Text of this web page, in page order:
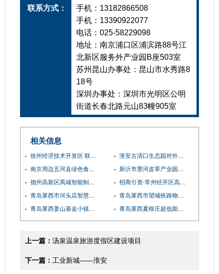
联系方式：
手机：13182866508
手机：13390922077
电话：025-58229098
地址：南京浦口区浦滨路88号江
北新区服务外产业园B座503室
苏州昆山办事处：昆山市水秀路8
18号
深圳办事处：深圳市光明区公明
街道长春北路元山83幢905室
相关信息
上一篇： 汤泉温泉旅游度假区建设项目
下一篇： 工业新城——淮安